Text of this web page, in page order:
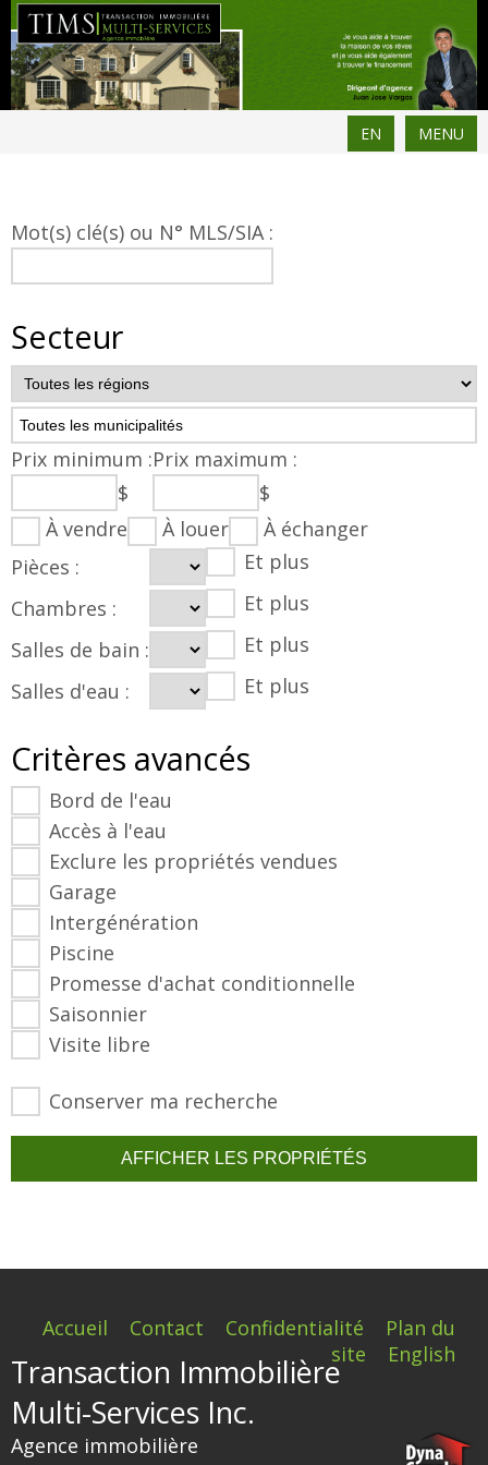
EN MENU
Mot(s) clé(s) ou N° MLS/SIA :
Secteur
Prix minimum :
$
Prix maximum :
$
À vendre
À louer
À échanger
Pièces :
Et plus
Chambres :
Et plus
Salles de bain :
Et plus
Salles d'eau :
Et plus
Critères avancés
Bord de l'eau
Accès à l'eau
Exclure les propriétés vendues
Garage
Intergénération
Piscine
Promesse d'achat conditionnelle
Saisonnier
Visite libre
Conserver ma recherche
Accueil Contact Confidentialité
Plan du
site
English
Transaction Immobilière
Multi-Services Inc.
Agence immobilière